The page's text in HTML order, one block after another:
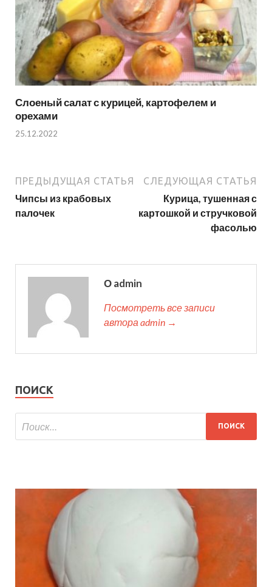
Слоеный салат с курицей, картофелем и
орехами
25.12.2022
ПРЕДЫДУЩАЯ СТАТЬЯ
Чипсы из крабовых
палочек
СЛЕДУЮЩАЯ СТАТЬЯ
Курица, тушенная с
картошкой и стручковой
фасолью
О admin
Посмотреть все записи
автора admin →
ПОИСК